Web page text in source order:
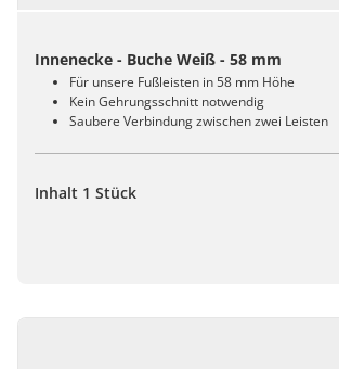
Innenecke - Buche Weiß - 58 mm
Für unsere Fußleisten in 58 mm Höhe
Kein Gehrungsschnitt notwendig
Saubere Verbindung zwischen zwei Leisten
Inhalt 1 Stück